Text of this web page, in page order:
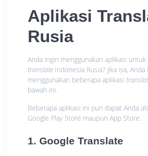
Aplikasi
Rusia
Anda ingin menggunakan aplikasi
translate Indonesia Rusia? Jika iya, Anda
menggunakan beberapa aplikasi
bawah ini.
Beberapa aplikasi ini pun dapat Anda
Google Play Store maupun App Store.
1. Google Translate